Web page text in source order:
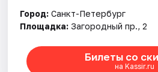
Город: Санкт-Петербург
Площадка: Загородный пр., 2
Билеты со
на Kassir.ru